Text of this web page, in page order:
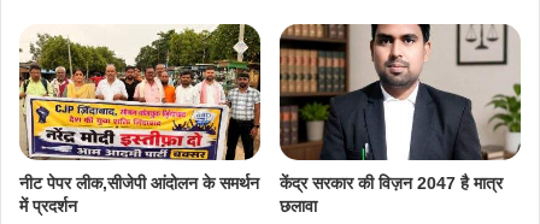
नीट पेपर लीक,सीजेपी आंदोलन के समर्थन
में प्रदर्शन
केंद्र सरकार की विज़न 2047 है मात्र
छलावा